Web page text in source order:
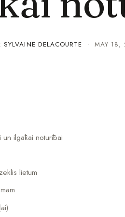
SYLVAINE DELACOURTE · MAY 18,
ilgākai noturībai
lietum